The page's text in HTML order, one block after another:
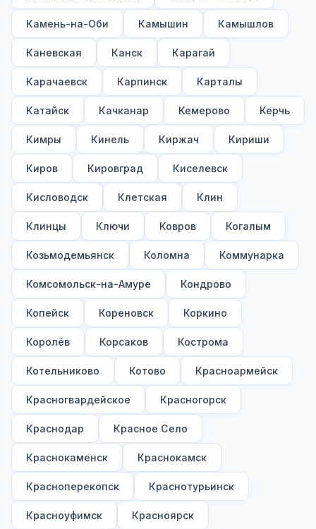
Камень-на-Оби Камышин Камышлов
Каневская Канск Карагай
Карачаевск Карпинск Карталы
Катайск Качканар Кемерово Керчь
Кимры Кинель Киржач Кириши
Киров Кировград Киселевск
Кисловодск Клетская Клин
Клинцы Ключи Ковров Когалым
Козьмодемьянск Коломна Коммунарка
Комсомольск-на-Амуре Кондрово
Копейск Кореновск Коркино
Королёв Корсаков Кострома
Котельниково Котово Красноармейск
Красногвардейское Красногорск
Краснодар Красное Село
Краснокаменск Краснокамск
Красноперекопск Краснотурьинск
Красноуфимск Красноярск